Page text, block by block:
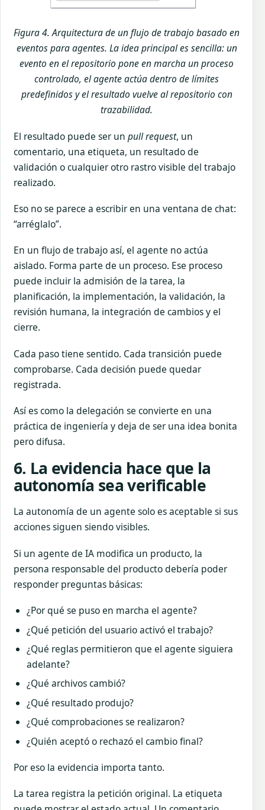
Figura 4. Arquitectura de un flujo de trabajo basado en
eventos para agentes. La idea principal es sencilla: un
evento en el repositorio pone en marcha un proceso
controlado, el agente actúa dentro de límites
predefinidos y el resultado vuelve al repositorio con
trazabilidad.
El resultado puede ser un pull request, un
comentario, una etiqueta, un resultado de
validación o cualquier otro rastro visible del trabajo
realizado.
Eso no se parece a escribir en una ventana de chat:
“arréglalo”.
En un flujo de trabajo así, el agente no actúa
aislado. Forma parte de un proceso. Ese proceso
puede incluir la admisión de la tarea, la
planificación, la implementación, la validación, la
revisión humana, la integración de cambios y el
cierre.
Cada paso tiene sentido. Cada transición puede
comprobarse. Cada decisión puede quedar
registrada.
Así es como la delegación se convierte en una
práctica de ingeniería y deja de ser una idea bonita
pero difusa.
6. La evidencia hace que la
autonomía sea verificable
La autonomía de un agente solo es aceptable si sus
acciones siguen siendo visibles.
Si un agente de IA modifica un producto, la
persona responsable del producto debería poder
responder preguntas básicas:
¿Por qué se puso en marcha el agente?
¿Qué petición del usuario activó el trabajo?
¿Qué reglas permitieron que el agente siguiera
adelante?
¿Qué archivos cambió?
¿Qué resultado produjo?
¿Qué comprobaciones se realizaron?
¿Quién aceptó o rechazó el cambio final?
Por eso la evidencia importa tanto.
La tarea registra la petición original. La etiqueta